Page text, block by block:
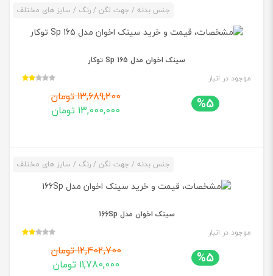
جنس بدنه / جهت لگن / رنگ / سایز های مختلف
سینک اخوان مدل 165 Sp توکار
موجود در انبار
%5
13,689,200 تومان
13,000,000 تومان
جنس بدنه / جهت لگن / رنگ / سایز های مختلف
سینک اخوان مدل 166Sp
موجود در انبار
%5
12,402,700 تومان
11,780,000 تومان